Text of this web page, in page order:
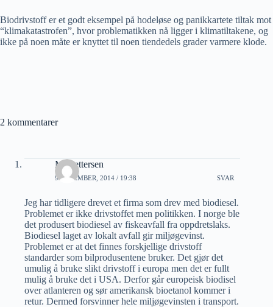
Biodrivstoff er et godt eksempel på hodeløse og panikkartete tiltak mot
“klimakatastrofen”, hvor problematikken nå ligger i klimatiltakene, og
ikke på noen måte er knyttet til noen tiendedels grader varmere klode.
2 kommentarer
Mr Pettersen
9 DESEMBER, 2014 / 19:38 SVAR
Jeg har tidligere drevet et firma som drev med biodiesel.
Problemet er ikke drivstoffet men politikken. I norge ble
det produsert biodiesel av fiskeavfall fra oppdretslaks.
Biodiesel laget av lokalt avfall gir miljøgevinst.
Problemet er at det finnes forskjellige drivstoff
standarder som bilprodusentene bruker. Det gjør det
umulig å bruke slikt drivstoff i europa men det er fullt
mulig å bruke det i USA. Derfor går europeisk biodisel
over atlanteren og sør amerikansk bioetanol kommer i
retur. Dermed forsvinner hele miljøgevinsten i transport.